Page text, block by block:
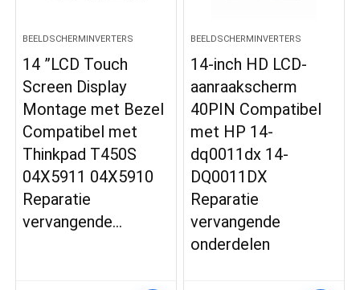
BEELDSCHERMINVERTERS
14 ”LCD Touch
Screen Display
Montage met Bezel
Compatibel met
Thinkpad T450S
04X5911 04X5910
Reparatie
vervangende…
BEELDSCHERMINVERTERS
14-inch HD LCD-
aanraakscherm
40PIN Compatibel
met HP 14-
dq0011dx 14-
DQ0011DX
Reparatie
vervangende
onderdelen